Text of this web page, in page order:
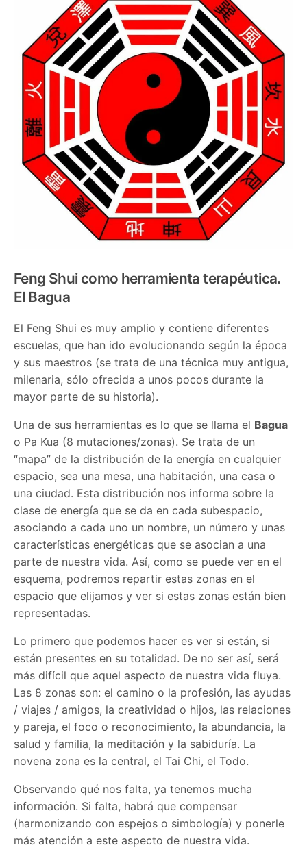
Feng Shui como herramienta terapéutica.
El Bagua
El Feng Shui es muy amplio y contiene diferentes
escuelas, que han ido evolucionando según la época
y sus maestros (se trata de una técnica muy antigua,
milenaria, sólo ofrecida a unos pocos durante la
mayor parte de su historia).
Una de sus herramientas es lo que se llama el Bagua
o Pa Kua (8 mutaciones/zonas). Se trata de un
“mapa” de la distribución de la energía en cualquier
espacio, sea una mesa, una habitación, una casa o
una ciudad. Esta distribución nos informa sobre la
clase de energía que se da en cada subespacio,
asociando a cada uno un nombre, un número y unas
características energéticas que se asocian a una
parte de nuestra vida. Así, como se puede ver en el
esquema, podremos repartir estas zonas en el
espacio que elijamos y ver si estas zonas están bien
representadas.
Lo primero que podemos hacer es ver si están, si
están presentes en su totalidad. De no ser así, será
más difícil que aquel aspecto de nuestra vida fluya.
Las 8 zonas son: el camino o la profesión, las ayudas
/ viajes / amigos, la creatividad o hijos, las relaciones
y pareja, el foco o reconocimiento, la abundancia, la
salud y familia, la meditación y la sabiduría. La
novena zona es la central, el Tai Chi, el Todo.
Observando qué nos falta, ya tenemos mucha
información. Si falta, habrá que compensar
(harmonizando con espejos o simbología) y ponerle
más atención a este aspecto de nuestra vida.